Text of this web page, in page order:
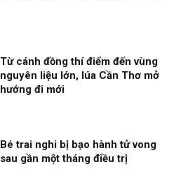
Từ cánh đồng thí điểm đến vùng
nguyên liệu lớn, lúa Cần Thơ mở
hướng đi mới
Bé trai nghi bị bạo hành tử vong
sau gần một tháng điều trị